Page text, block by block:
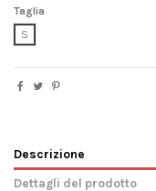
Taglia
S
Descrizione
Dettagli del prodotto